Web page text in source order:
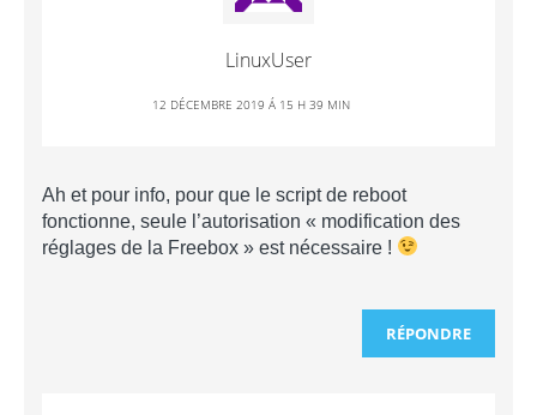
LinuxUser
12 DÉCEMBRE 2019 Á 15 H 39 MIN
Ah et pour info, pour que le script de reboot
fonctionne, seule l’autorisation « modification des
réglages de la Freebox » est nécessaire !
RÉPONDRE